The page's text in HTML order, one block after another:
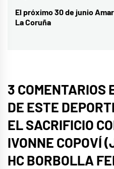
Entrada
siguiente:
El próximo 30 de junio
La Coruña
3 COMENTARIOS
DE ESTE
EL SACRIFICIO
IVONNE COPOVÍ
HC BORBOLLA